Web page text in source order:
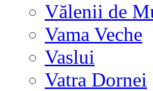
Vălenii de
Vama Veche
Vaslui
Vatra Dornei